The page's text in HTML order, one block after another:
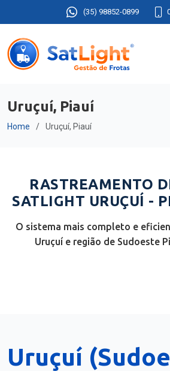
(35) 98852-0899
Uruçuí, Piauí
Home Uruçuí, Piauí
RASTREAMENTO
SATLIGHT URUÇUÍ -
O sistema mais completo e
Uruçuí e região de Sudoeste
Uruçuí